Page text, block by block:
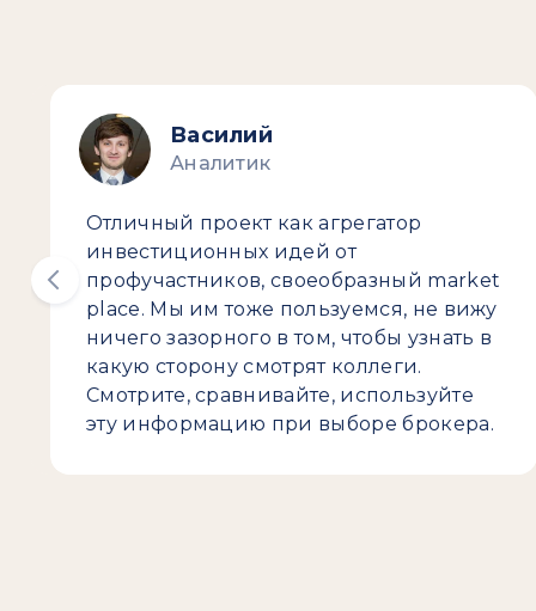
Василий
Аналитик
Отличный проект как агрегатор
инвестиционных идей от
профучастников, своеобразный market
place. Мы им тоже пользуемся, не вижу
ничего зазорного в том, чтобы узнать в
какую сторону смотрят коллеги.
Смотрите, сравнивайте, используйте
эту информацию при выборе брокера.